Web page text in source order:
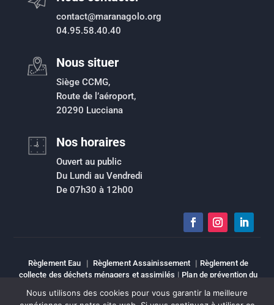
contact@maranagolo.org
04.95.58.40.40
Nous situer
Siège CCMG,
Route de l’aéroport,
20290 Lucciana
Nos horaires
Ouvert au public
Du Lundi au Vendredi
De 07h30 à 12h00
Règlement Eau | Règlement Assainissement | Règlement de
collecte des déchets ménagers et assimilés | Plan de prévention du
Sitemap
Nous utilisons des cookies pour vous garantir la meilleure